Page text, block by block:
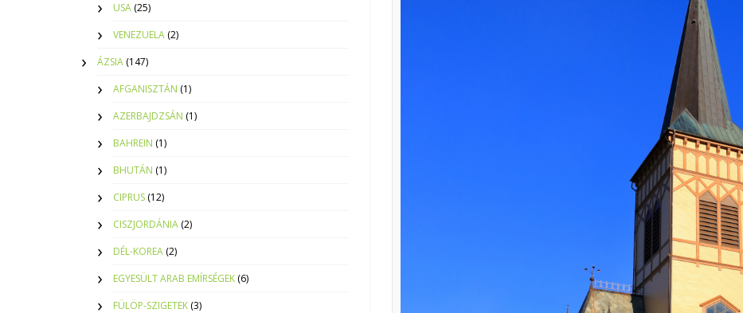
USA (25)
VENEZUELA (2)
ÁZSIA (147)
AFGANISZTÁN (1)
AZERBAJDZSÁN (1)
BAHREIN (1)
BHUTÁN (1)
CIPRUS (12)
CISZJORDÁNIA (2)
DÉL-KOREA (2)
EGYESÜLT ARAB EMÍRSÉGEK (6)
FÜLÖP-SZIGETEK (3)